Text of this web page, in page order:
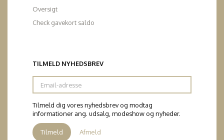
Oversigt
Check gavekort saldo
TILMELD NYHEDSBREV
Email-
adresse
Tilmeld dig vores nyhedsbrev og modtag
informationer ang. udsalg, modeshow og nyheder.
Tilmeld Afmeld